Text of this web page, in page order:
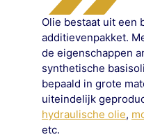
Olie bestaat uit een
additievenpakket.
de eigenschappen
synthetische
bepaald in grote
uiteindelijk
hydraulische olie,
etc.